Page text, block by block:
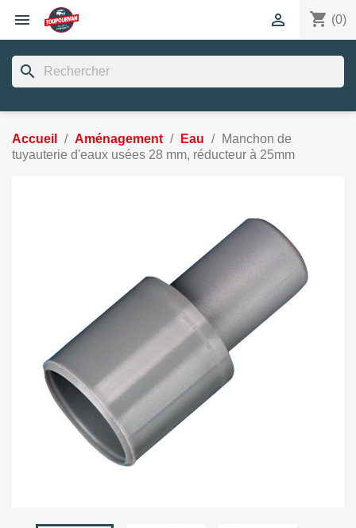
 shopping_cart (0)

search
Accueil Aménagement Eau
Manchon de
tuyauterie d'eaux usées 28 mm, réducteur à 25mm